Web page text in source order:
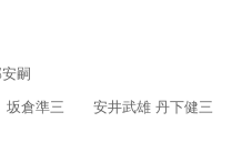
嗣
倉準三 安井武雄 丹下健三